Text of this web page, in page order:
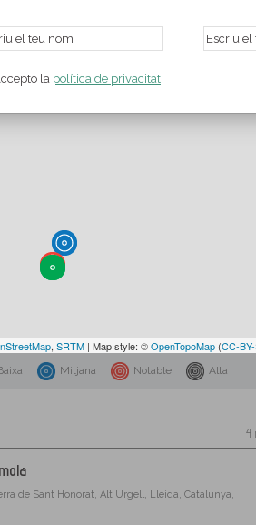
la política de privacitat
, SRTM | Map style: ©OpenTopoMap (CC-
Mitjana Notable Alta
4
de Sant Honorat, Alt Urgell, Lleida, Catalunya,